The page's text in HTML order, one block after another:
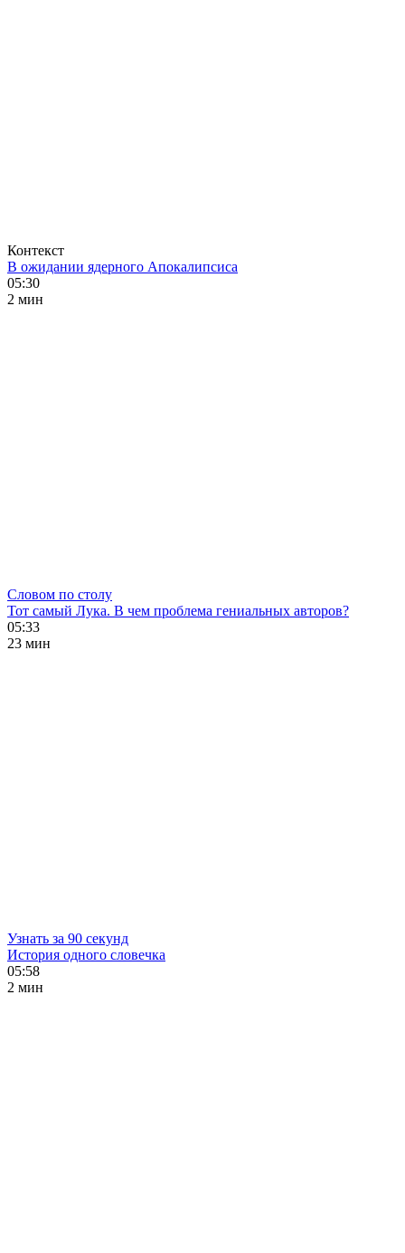
Контекст
В ожидании ядерного Апокалипсиса
05:30
2 мин
Словом по столу
Тот самый Лука. В чем проблема гениальных авторов?
05:33
23 мин
Узнать за 90 секунд
История одного словечка
05:58
2 мин